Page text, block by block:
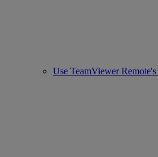
Use TeamViewer Remote's